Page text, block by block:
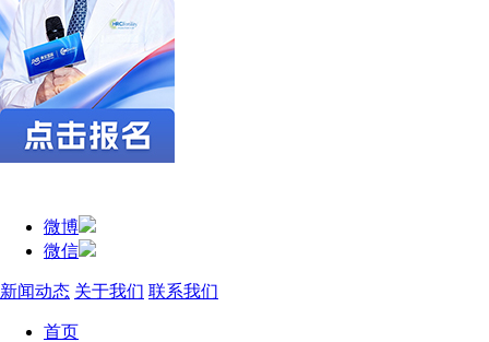
微博
微信
新闻动态 关于我们 联系我们
首页